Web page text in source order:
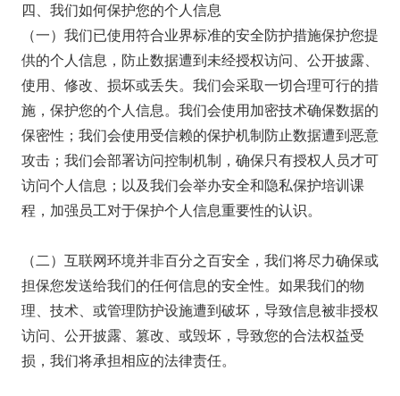
四、我们如何保护您的个人信息
（一）我们已使用符合业界标准的安全防护措施保护您提
供的个人信息，防止数据遭到未经授权访问、公开披露、
使用、修改、损坏或丢失。我们会采取一切合理可行的措
施，保护您的个人信息。我们会使用加密技术确保数据的
保密性；我们会使用受信赖的保护机制防止数据遭到恶意
攻击；我们会部署访问控制机制，确保只有授权人员才可
访问个人信息；以及我们会举办安全和隐私保护培训课
程，加强员工对于保护个人信息重要性的认识。
（二）互联网环境并非百分之百安全，我们将尽力确保或
担保您发送给我们的任何信息的安全性。如果我们的物
理、技术、或管理防护设施遭到破坏，导致信息被非授权
访问、公开披露、篡改、或毁坏，导致您的合法权益受
损，我们将承担相应的法律责任。